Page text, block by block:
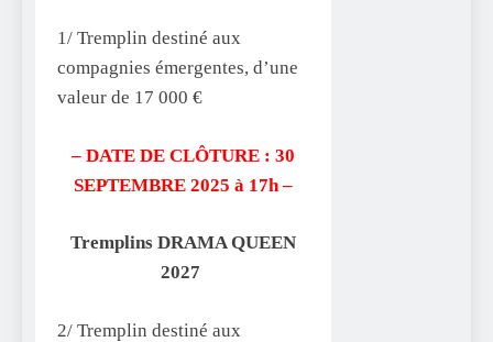
1/ Tremplin destiné aux
compagnies émergentes, d’une
valeur de 17 000 €
– DATE DE CLÔTURE : 30
SEPTEMBRE 2025 à 17h –
Tremplins DRAMA QUEEN
2027
2/ Tremplin destiné aux